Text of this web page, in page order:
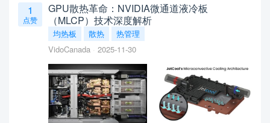
1
点赞
GPU散热革命：NVIDIA微通道液冷板
（MLCP）技术深度解析
均热板 散热
热管理
VidoCanada
2025-11-30